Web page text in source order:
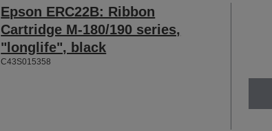
Epson ERC22B: Ribbon
Cartridge M-180/190 series,
"longlife", black
C43S015358